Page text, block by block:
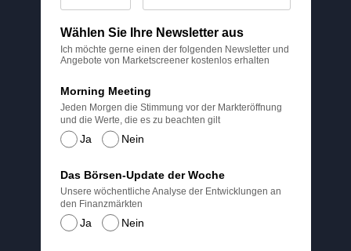
Wählen Sie Ihre Newsletter aus
Ich möchte gerne einen der folgenden Newsletter und
Angebote von Marketscreener kostenlos erhalten
Ja Nein
Morning Meeting
Jeden Morgen die Stimmung vor der Markteröffnung
und die Werte, die es zu beachten gilt
Ja Nein
Das Börsen-Update der Woche
Unsere wöchentliche Analyse der Entwicklungen an
den Finanzmärkten